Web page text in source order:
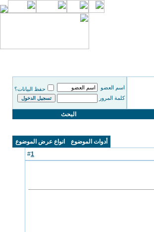
اسم العضو
حفظ البيانات؟
كلمة المرور
البحث
أدوات الموضوع
انواع عرض الموضوع
1